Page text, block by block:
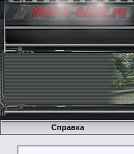
Справка